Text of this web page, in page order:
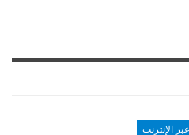
الإنترنت